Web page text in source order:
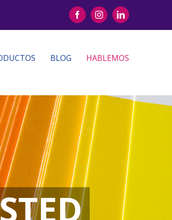
FacebookInstagramLinkedIn
BLOG HABLEMOS